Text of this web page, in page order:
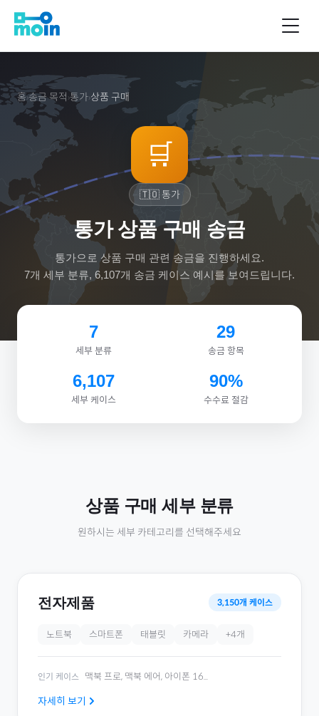
홈›송금 목적 ›통가›상품 구매
🛒
🇹🇴 통가
통가 상품 구매 송금
통가으로 상품 구매 관련 송금을 진행하세요.
7개 세부 분류, 6,107개 송금 케이스 예시를 보여드립니다.
7
세부 분류
29
송금 항목
6,107
세부 케이스
90%
수수료 절감
상품 구매 세부 분류
원하시는 세부 카테고리를 선택해주세요
전자제품 3,150개 케이스
노트북 스마트폰 태블릿 카메라 +4개
인기 케이스 맥북 프로, 맥북 에어, 아이폰 16...
자세히 보기